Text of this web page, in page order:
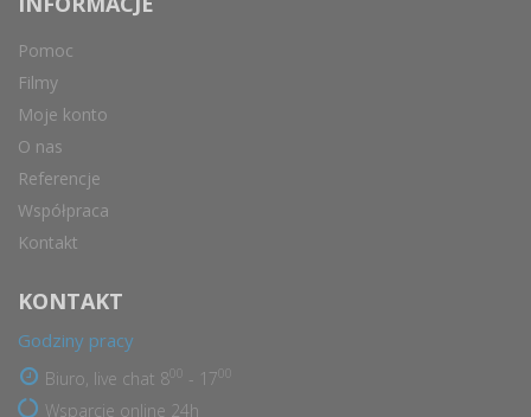
Pomoc
Filmy
Moje konto
O nas
Referencje
Współpraca
Kontakt
KONTAKT
Godziny pracy
Biuro, live chat 8 - 17
Wsparcie online 24h